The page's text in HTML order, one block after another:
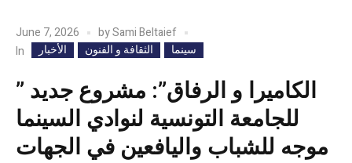
June 7, 2026 bySami Beltaief
In
الأخبار الثقافة و الفنون سينما
” الكاميرا و الرفاق”: مشروع جديد
للجامعة التونسية لنوادي السينما
موجه للشباب واليافعين في الجهات